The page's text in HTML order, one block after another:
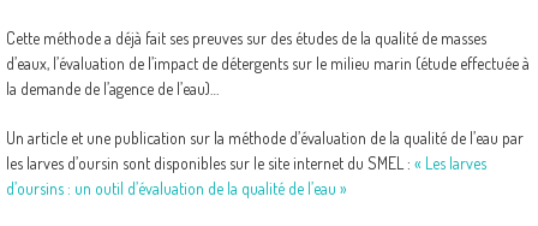
Cette méthode a déjà fait ses preuves sur des études de la qualité de masses
d’eaux, l’évaluation de l’impact de détergents sur le milieu marin (étude effectuée à
la demande de l’agence de l’eau)…
Un article et une publication sur la méthode d’évaluation de la qualité de l’eau par
les larves d’oursin sont disponibles sur le site internet du SMEL : « Les larves
d’oursins : un outil d’évaluation de la qualité de l’eau »